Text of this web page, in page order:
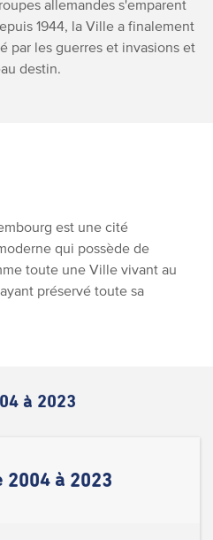
allemandes s'emparent
1944, la Ville a finalement
par les guerres et invasions et
destin.
est une cité
qui possède de
toute une Ville vivant au
préservé toute sa
à 2023
2004 à 2023